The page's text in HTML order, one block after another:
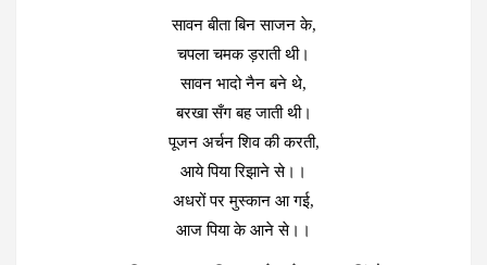
सावन बीता बिन साजन के,
चपला चमक ड़राती थी।
सावन भादो नैन बने थे,
बरखा सँग बह जाती थी।
पूजन अर्चन शिव की करती,
आये पिया रिझाने से।।
अधरों पर मुस्कान आ गई,
आज पिया के आने से।।